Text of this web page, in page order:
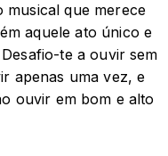
musical que merece
aquele ato único e
te a ouvir sem
apenas uma vez, e
ouvir em bom e alto